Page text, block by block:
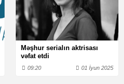
Məşhur serialın aktrisası
vəfat etdi
09:20 01 İyun 2025